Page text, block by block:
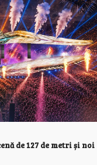
de 127 de metri și noi